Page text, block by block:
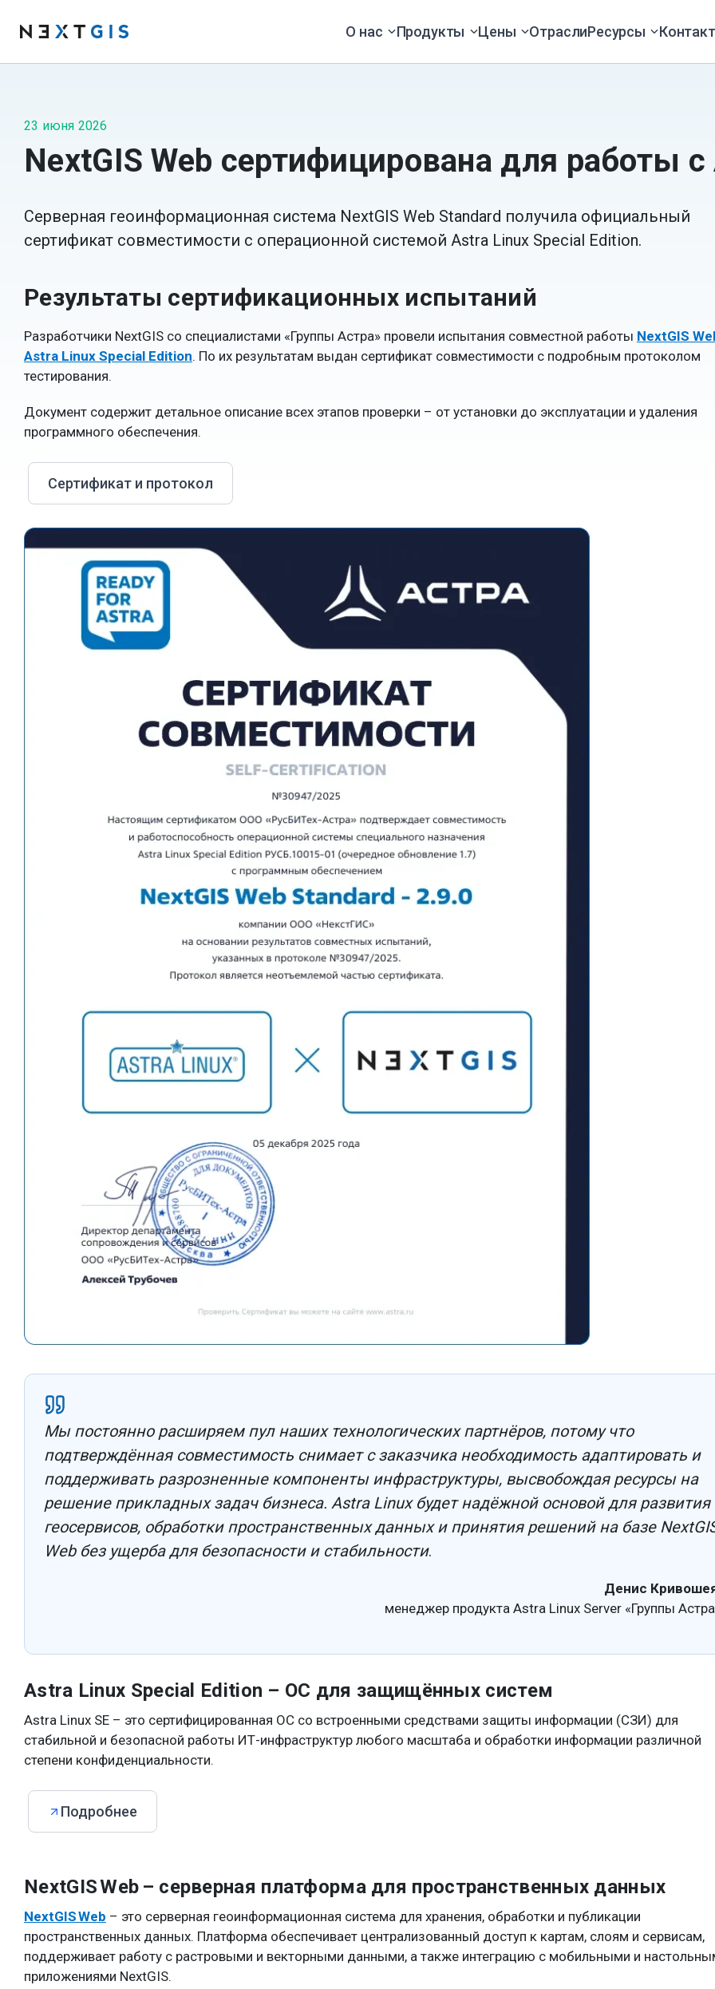
О нас Продукты Цены ОтраслиРесурсы
23 июня 2026
NextGIS Web сертифицирована для работы
Серверная геоинформационная система NextGIS Web Standard получила официальный
сертификат совместимости с операционной системой Astra Linux Special Edition.
Результаты сертификационных испытаний
Разработчики NextGIS со специалистами «Группы Астра» провели испытания совместной работы NextGIS
Astra Linux Special Edition. По их результатам выдан сертификат совместимости с подробным протоколом
тестирования.
Документ содержит детальное описание всех этапов проверки – от установки до эксплуатации и удаления
программного обеспечения.
Сертификат и протокол
Мы постоянно расширяем пул наших технологических партнёров, потому что
подтверждённая совместимость снимает с заказчика необходимость адаптировать и
поддерживать разрозненные компоненты инфраструктуры, высвобождая ресурсы на
решение прикладных задач бизнеса. Astra Linux будет надёжной основой для развития
геосервисов, обработки пространственных данных и принятия решений на базе
Web без ущерба для безопасности и стабильности.
Денис
менеджер продукта Astra Linux Server «Группы
Astra Linux Special Edition – ОС для защищённых систем
Astra Linux SE – это сертифицированная ОС со встроенными средствами защиты информации (СЗИ) для
стабильной и безопасной работы ИТ-инфраструктур любого масштаба и обработки информации различной
степени конфиденциальности.
Подробнее
NextGIS Web – серверная платформа для пространственных данных
NextGIS Web – это серверная геоинформационная система для хранения, обработки и публикации
пространственных данных. Платформа обеспечивает централизованный доступ к картам, слоям и сервисам,
поддерживает работу с растровыми и векторными данными, а также интеграцию с мобильными и
приложениями NextGIS.